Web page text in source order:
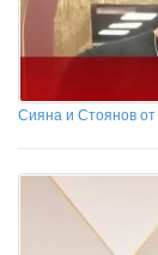
Сияна и Стоянов